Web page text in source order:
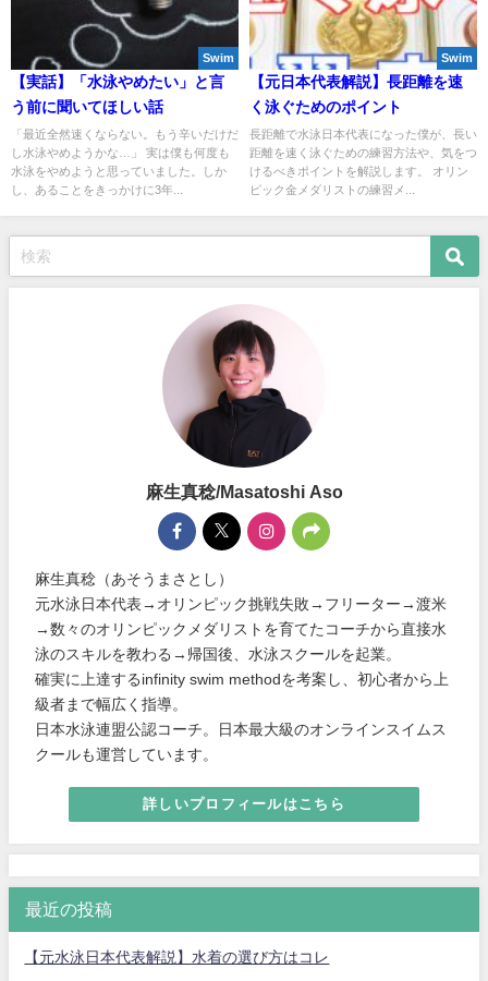
Swim
【実話】「水泳やめたい」と言
う前に聞いてほしい話
「最近全然速くならない。もう辛いだけだ
し水泳やめようかな…」 実は僕も何度も
水泳をやめようと思っていました。しか
し、あることをきっかけに3年...
Swim
【元日本代表解説】長距離を速
く泳ぐためのポイント
長距離で水泳日本代表になった僕が、長い
距離を速く泳ぐための練習方法や、気をつ
けるべきポイントを解説します。 オリン
ピック金メダリストの練習メ...
麻生真稔/Masatoshi Aso
麻生真稔（あそうまさとし）
元水泳日本代表→オリンピック挑戦失敗→フリーター→渡米
→数々のオリンピックメダリストを育てたコーチから直接水
泳のスキルを教わる→帰国後、水泳スクールを起業。
確実に上達するinfinity swim methodを考案し、初心者から上
級者まで幅広く指導。
日本水泳連盟公認コーチ。日本最大級のオンラインスイムス
クールも運営しています。
詳しいプロフィールはこちら
最近の投稿
【元水泳日本代表解説】水着の選び方はコレ